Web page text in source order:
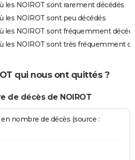
les NOIROT sont rarement décédés
les NOIROT sont peu décédés
les NOIROT sont fréquemment
les NOIROT sont très fréquemment
qui nous ont quittés ?
de décès de NOIROT
nombre de décès (source :